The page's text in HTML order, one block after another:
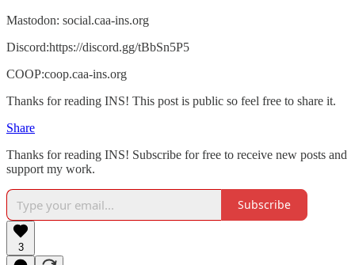
Mastodon: social.caa-ins.org
Discord:https://discord.gg/tBbSn5P5
COOP:coop.caa-ins.org
Thanks for reading INS! This post is public so feel free to share it.
Share
Thanks for reading INS! Subscribe for free to receive new posts and
support my work.
Subscribe
3